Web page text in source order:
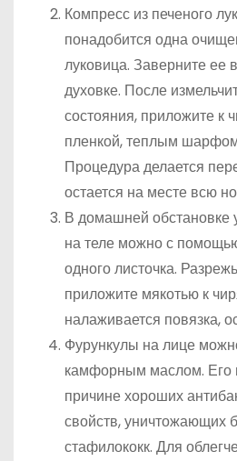
Компресс из печеного
понадобится одна
луковица. Заверните ее
духовке. После
состояния, приложите к
пленкой, теплым
Процедура делается
остается на месте всю
В домашней обстановке
на теле можно с
одного листочка.
приложите мякотью к
налаживается повязка,
Фурункулы на лице
камфорным маслом. Его
причине хороших
свойств, уничтожающих
стафилококк. Для